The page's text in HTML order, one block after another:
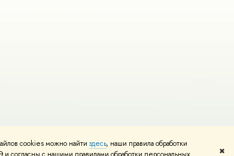
cookies можно найти здесь, наши правила обработки
✖
Редактору